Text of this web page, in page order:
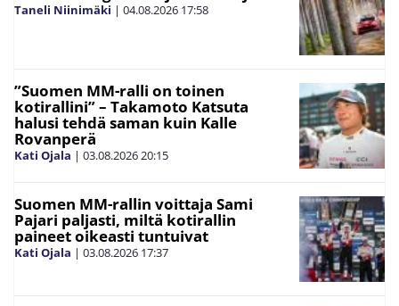
Taneli Niinimäki | 04.08.2026 17:58
”Suomen MM-ralli on toinen
kotirallini” – Takamoto Katsuta
halusi tehdä saman kuin Kalle
Rovanperä
Kati Ojala | 03.08.202620:15
Suomen MM-rallin voittaja Sami
Pajari paljasti, miltä kotirallin
paineet oikeasti tuntuivat
Kati Ojala | 03.08.2026 17:37